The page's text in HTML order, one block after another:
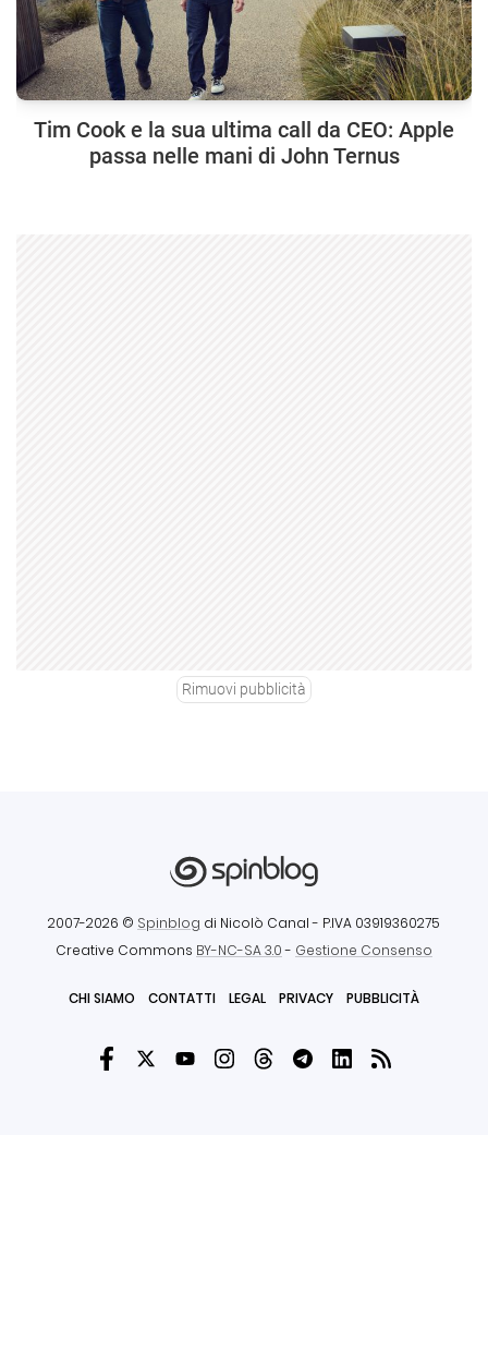
Tim Cook e la sua ultima call da CEO: Apple
passa nelle mani di John Ternus
Rimuovi pubblicità
2007-2026 © Spinblog di Nicolò Canal - P.IVA 03919360275
Creative Commons BY-NC-SA 3.0- Gestione Consenso
CHI SIAMO CONTATTI LEGAL PRIVACY PUBBLICITÀ